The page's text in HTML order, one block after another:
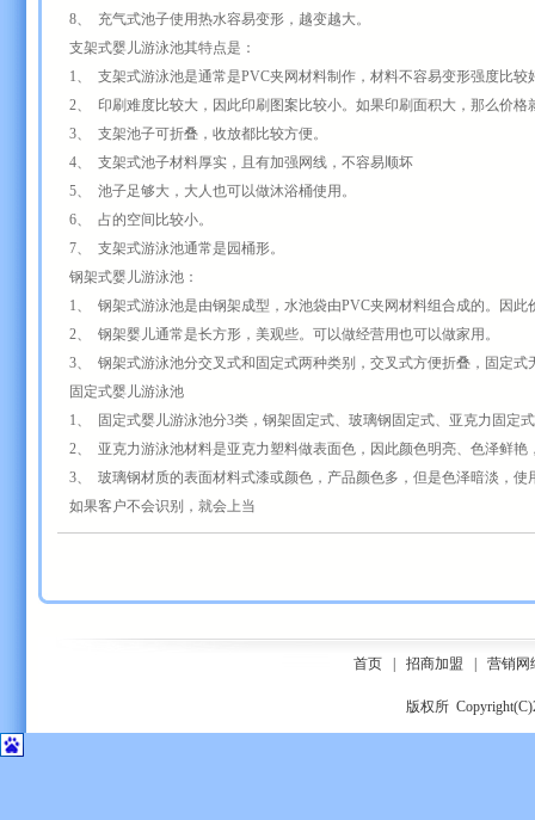
8、 充气式池子使用热水容易变形，越变越大。
支架式婴儿游泳池其特点是：
1、 支架式游泳池是通常是PVC夹网材料制作，材料不容易变形强度比
2、 印刷难度比较大，因此印刷图案比较小。如果印刷面积大，那么价格
3、 支架池子可折叠，收放都比较方便。
4、 支架式池子材料厚实，且有加强网线，不容易顺坏
5、 池子足够大，大人也可以做沐浴桶使用。
6、 占的空间比较小。
7、 支架式游泳池通常是园桶形。
钢架式婴儿游泳池：
1、 钢架式游泳池是由钢架成型，水池袋由PVC夹网材料组合成的。因
2、 钢架婴儿通常是长方形，美观些。可以做经营用也可以做家用。
3、 钢架式游泳池分交叉式和固定式两种类别，交叉式方便折叠，固定式
固定式婴儿游泳池
1、 固定式婴儿游泳池分3类，钢架固定式、玻璃钢固定式、亚克力固定
2、 亚克力游泳池材料是亚克力塑料做表面色，因此颜色明亮、色泽鲜艳
3、 玻璃钢材质的表面材料式漆或颜色，产品颜色多，但是色泽暗淡，
如果客户不会识别，就会上当
首页 招商加盟 营销网
版权所